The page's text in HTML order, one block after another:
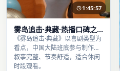
1:45:57
雾岛追击·典藏·热播口碑之
作剧情扎实演技在线
《雾岛追击·典藏》以喜剧类型为
看点，中国大陆班底参与制作，
叙事完整、节奏舒适，适合休闲
时段观看。